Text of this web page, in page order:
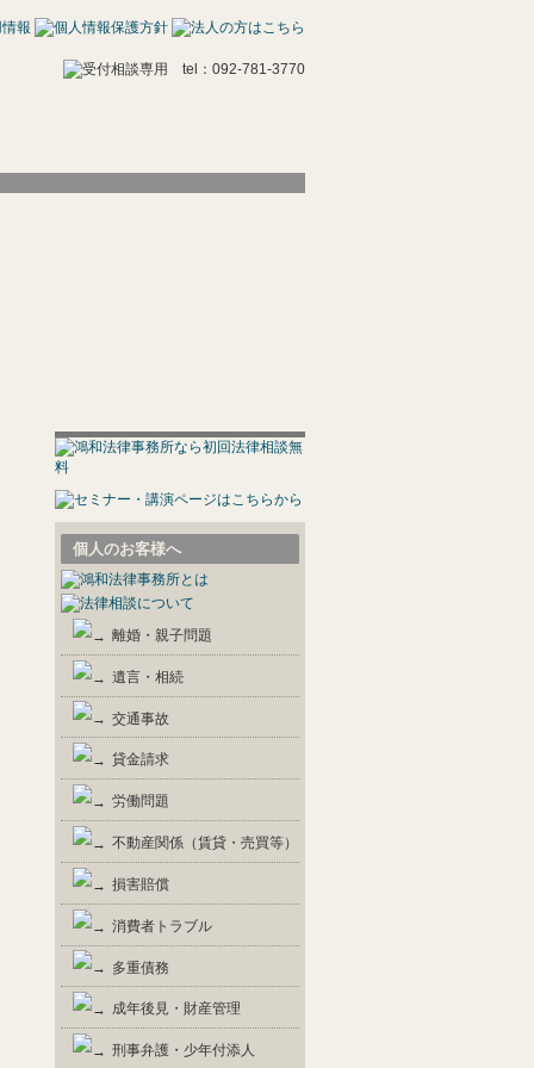
個人のお客様へ
離婚・親子問題
遺言・相続
交通事故
貸金請求
労働問題
不動産関係（賃貸・売買等）
損害賠償
消費者トラブル
多重債務
成年後見・財産管理
刑事弁護・少年付添人